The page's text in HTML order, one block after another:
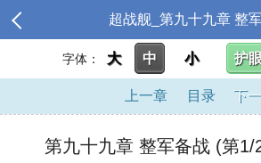
超战舰_第九十九章 整
字体： 大 中 小 护
上一章 目录 下
第九十九章 整军备战 (第1/